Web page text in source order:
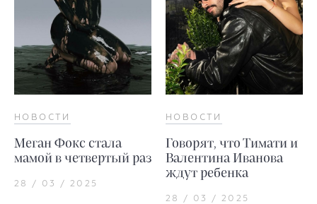
НОВОСТИ
Меган Фокс стала
мамой в четвертый раз
28 / 03 / 2025
НОВОСТИ
Говорят, что Тимати и
Валентина Иванова
ждут ребенка
28 / 03 / 2025